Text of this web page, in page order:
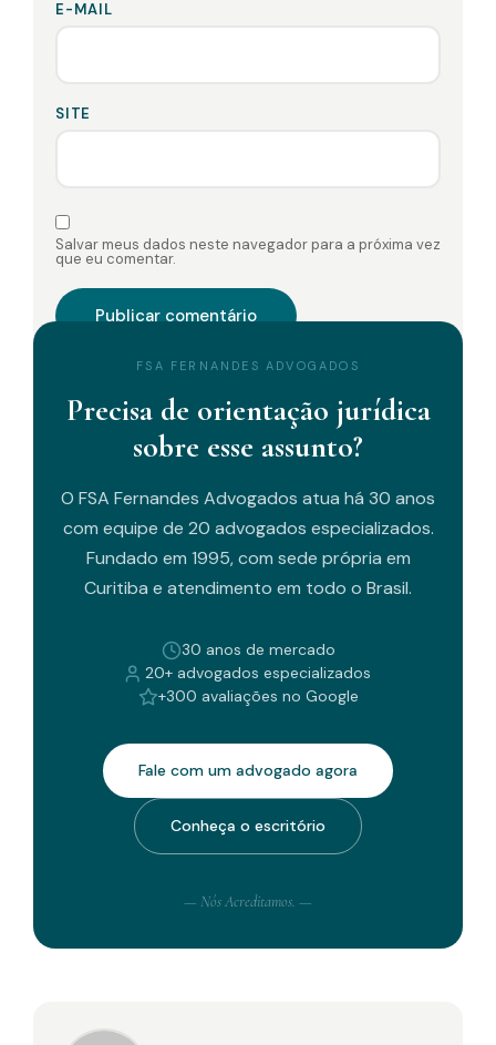
E-MAIL
SITE
Salvar meus dados neste navegador para a próxima vez
que eu comentar.
FSA FERNANDES ADVOGADOS
Precisa de orientação jurídica
sobre esse assunto?
O FSA Fernandes Advogados atua há 30 anos
com equipe de 20 advogados especializados.
Fundado em 1995, com sede própria em
Curitiba e atendimento em todo o Brasil.
30 anos de mercado
20+ advogados especializados
+300 avaliações no Google
Fale com um advogado agora
Conheça o escritório
— Nós Acreditamos. —